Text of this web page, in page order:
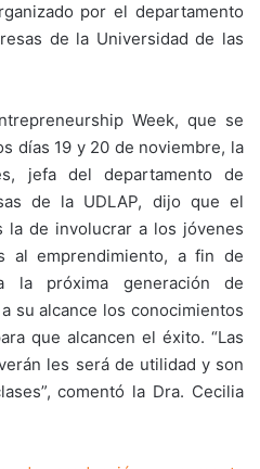
por el departamento
de la Universidad de las
Week, que se
días 19 y 20 de noviembre, la
jefa del departamento de
de la UDLAP, dijo que el
de involucrar a los jóvenes
al emprendimiento, a fin de
la próxima generación de
su alcance los conocimientos
que alcancen el éxito. “Las
les será de utilidad y son
comentó la Dra. Cecilia